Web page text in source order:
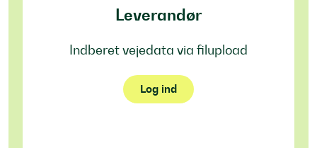
Leverandør
Indberet vejedata via filupload
Log ind